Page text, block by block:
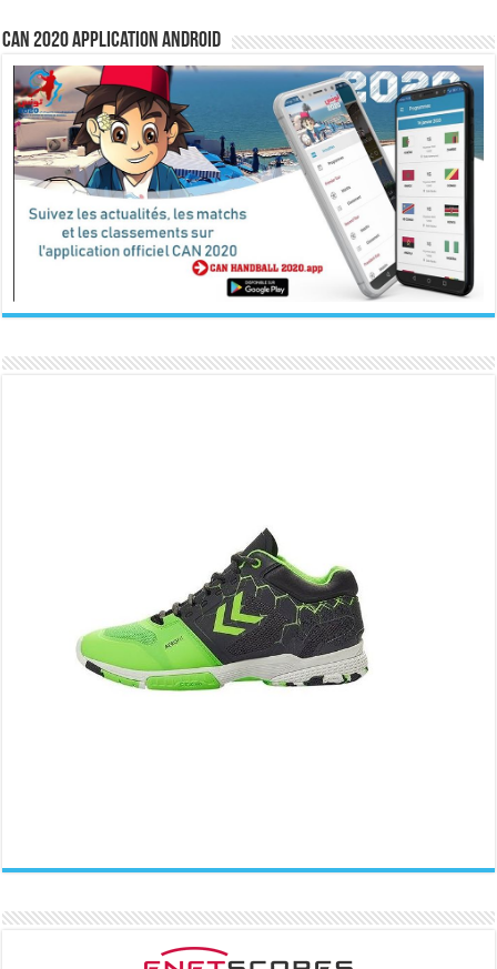
CAN 2020 Application Android